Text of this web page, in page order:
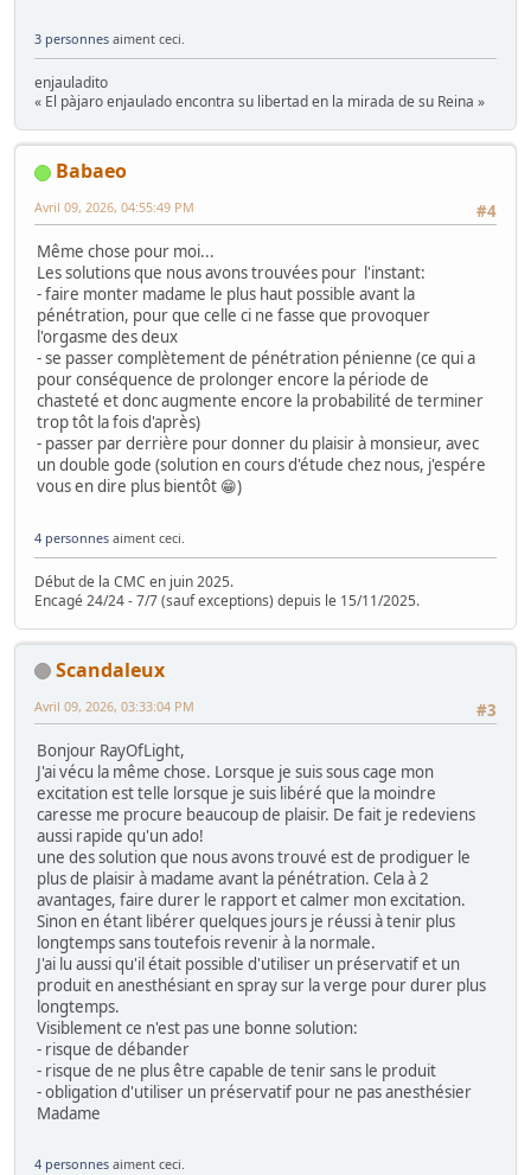
3 personnes aiment ceci.
enjauladito
« El pàjaro enjaulado encontra su libertad en la mirada de su Reina »
Babaeo
#4
Avril 09, 2026, 04:55:49 PM
Même chose pour moi...
Les solutions que nous avons trouvées pour l'instant:
- faire monter madame le plus haut possible avant la
pénétration, pour que celle ci ne fasse que provoquer
l'orgasme des deux
- se passer complètement de pénétration pénienne (ce qui a
pour conséquence de prolonger encore la période de
chasteté et donc augmente encore la probabilité de terminer
trop tôt la fois d'après)
- passer par derrière pour donner du plaisir à monsieur, avec
un double gode (solution en cours d'étude chez nous, j'espére
vous en dire plus bientôt 😁)
4 personnes aiment ceci.
Début de la CMC en juin 2025.
Encagé 24/24 - 7/7 (sauf exceptions) depuis le 15/11/2025.
Scandaleux
#3
Avril 09, 2026, 03:33:04 PM
Bonjour RayOfLight,
J'ai vécu la même chose. Lorsque je suis sous cage mon
excitation est telle lorsque je suis libéré que la moindre
caresse me procure beaucoup de plaisir. De fait je redeviens
aussi rapide qu'un ado!
une des solution que nous avons trouvé est de prodiguer le
plus de plaisir à madame avant la pénétration. Cela à 2
avantages, faire durer le rapport et calmer mon excitation.
Sinon en étant libérer quelques jours je réussi à tenir plus
longtemps sans toutefois revenir à la normale.
J'ai lu aussi qu'il était possible d'utiliser un préservatif et un
produit en anesthésiant en spray sur la verge pour durer plus
longtemps.
Visiblement ce n'est pas une bonne solution:
- risque de débander
- risque de ne plus être capable de tenir sans le produit
- obligation d'utiliser un préservatif pour ne pas anesthésier
Madame
4 personnes aiment ceci.